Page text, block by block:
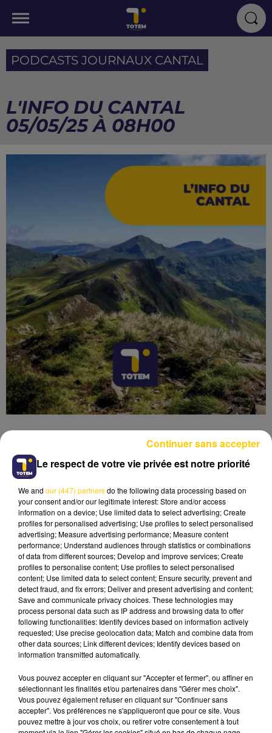
PODCASTS JOURNAUX CANTAL
L'INFO DU CANTAL
05/05/25 À 08H00
Lecture (4 min 6 sec)
5 mai 2025 - 4 min 6 sec
L'INFO DU CANTAL 05/05/25 À 08H00
Ecoutez sur Totem l'information dans le Cantal,
le pays de Brioude et Issoire avec les reportages
de nos journalistes sur le terrain .
Le respect de votre vie privée est notre priorité
We and our (447) partnersdo the following data processing based on
your consent and/or our legitimate interest: Store and/or access
information on a device; Use limited data to select advertising; Create
profiles for personalised advertising; Use profiles to select personalised
advertising; Measure advertising performance; Measure content
performance; Understand audiences through statistics or combinations
of data from different sources; Develop and improve services; Create
profiles to personalise content; Use profiles to select personalised
content; Use limited data to select content; Ensure security, prevent and
detect fraud, and fix errors; Deliver and present advertising and content;
Save and communicate privacy choices. These technologies may
process personal data such as IP address and browsing data to offer
following functionalities: Identify devices based on information actively
requested; Use precise geolocation data; Match and combine data from
other data sources; Link different devices; Identify devices based on
information transmitted automatically.
Vous pouvez accepter en cliquant sur "Accepter et fermer", ou affiner en
sélectionnant les finalités et/ou partenaires dans "Gérer mes choix".
Vous pouvez également refuser en cliquant sur "Continuer sans
accepter". Vos préférences ne s'appliqueront que pour ce site. Vous
pouvez mettre à jour vos choix, ou retirer votre consentement à tout
Continuer sans accepter